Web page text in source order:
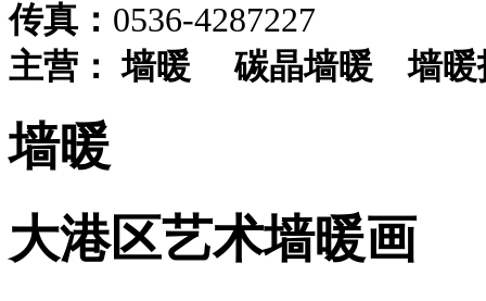
传真： 0536-4287227
主营： 墙暖碳晶墙暖墙暖
墙暖
大港区艺术墙暖画